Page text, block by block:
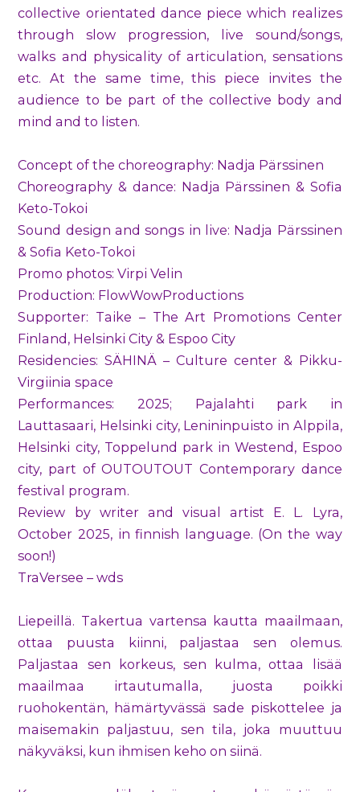
collective orientated dance piece which realizes
through slow progression, live sound/songs,
walks and physicality of articulation, sensations
etc. At the same time, this piece invites the
audience to be part of the collective body and
mind and to listen.
Concept of the choreography: Nadja Pärssinen
Choreography & dance: Nadja Pärssinen & Sofia
Keto-Tokoi
Sound design and songs in live: Nadja Pärssinen
& Sofia Keto-Tokoi
Promo photos: Virpi Velin
Production: FlowWowProductions
Supporter: Taike – The Art Promotions Center
Finland, Helsinki City & Espoo City
Residencies: SÄHINÄ – Culture center & Pikku-
Virgiinia space
Performances: 2025; Pajalahti park in
Lauttasaari, Helsinki city, Lenininpuisto in Alppila,
Helsinki city, Toppelund park in Westend, Espoo
city, part of OUTOUTOUT Contemporary dance
festival program.
Review by writer and visual artist E. L. Lyra,
October 2025, in finnish language. (On the way
soon!)
TraVersee – wds
Liepeillä. Takertua vartensa kautta maailmaan,
ottaa puusta kiinni, paljastaa sen olemus.
Paljastaa sen korkeus, sen kulma, ottaa lisää
maailmaa irtautumalla, juosta poikki
ruohokentän, hämärtyvässä sade piskottelee ja
maisemakin paljastuu, sen tila, joka muuttuu
näkyväksi, kun ihmisen keho on siinä.